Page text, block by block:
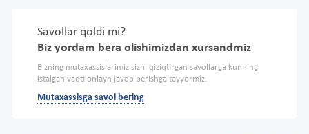
Savollar qoldi mi?
Biz yordam bera olishimizdan xursandmiz
Bizning mutaxassislarimiz sizni qiziqtirgan savollarga kunning
istalgan vaqti onlayn javob berishga tayyormiz.
Mutaxassisga savol bering